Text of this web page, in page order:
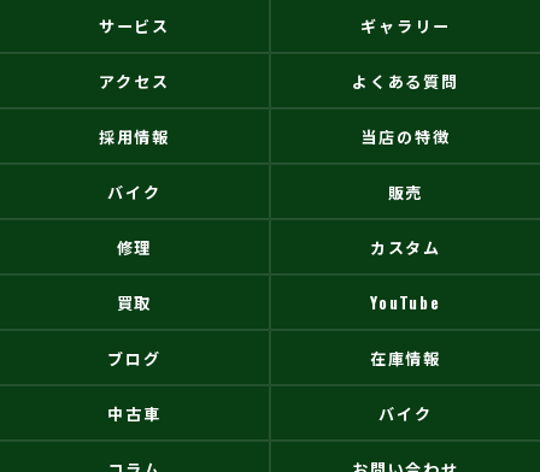
サービス ギャラリー
アクセス よくある質問
採用情報 当店の特徴
バイク 販売
修理 カスタム
買取 YouTube
ブログ 在庫情報
中古車 バイク